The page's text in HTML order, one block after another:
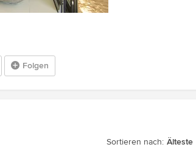
Folgen
Sortieren nach: Älteste